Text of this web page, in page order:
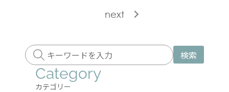
next
検索
Category
カテゴリー